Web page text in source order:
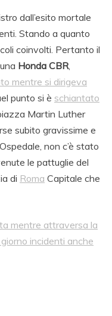
dall’esito mortale
Stando a quanto
coinvolti. Pertanto il
Honda CBR,
mentre si dirigeva
punto si è schiantato
Martin Luther
subito gravissime e
non c’è stato
le pattuglie del
di Roma Capitale che
mentre attraversa la
incidenti anche